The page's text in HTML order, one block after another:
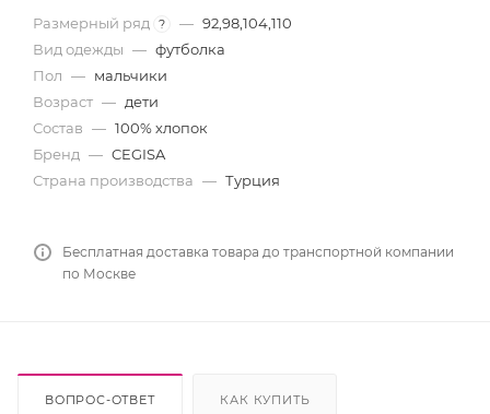
Размерный ряд ? — 92,98,104,110
Вид одежды — футболка
Пол — мальчики
Возраст — дети
Состав — 100% хлопок
Бренд — CEGISA
Страна производства — Турция
Бесплатная доставка товара до транспортной компании
по Москве
ВОПРОС-ОТВЕТ КАК КУПИТЬ